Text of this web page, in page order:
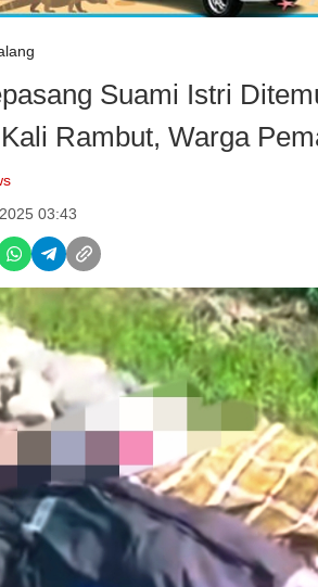
Suami Istri
Rambut, Warga
03:43